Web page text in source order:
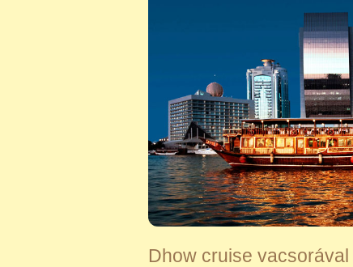
Dhow cruise vacsorával